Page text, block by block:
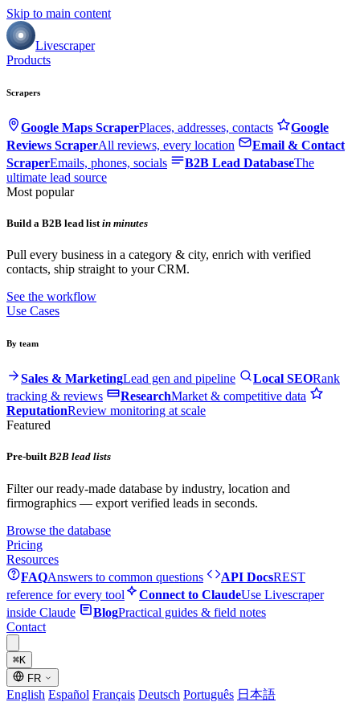
Skip to main content
Livescraper
Products
Scrapers
Google Maps ScraperPlaces, addresses, contacts
Google
Reviews ScraperAll reviews, every location
Email & Contact
ScraperEmails, phones, socials B2B Lead DatabaseThe
ultimate lead source
Most popular
Build a B2B lead listin minutes
Pull every business in a category & city, enrich with verified
contacts, ship straight to your CRM.
See the workflow
Use Cases
By team
Sales & MarketingLead gen and pipeline Local SEORank
tracking & reviews
ResearchMarket & competitive data
ReputationReview monitoring at scale
Featured
Pre-builtB2B lead lists
Filter our ready-made database by industry, location and
firmographics — export verified leads in seconds.
Browse the database
Pricing
Resources
FAQAnswers to common questions API DocsREST
reference for every tool
Connect to ClaudeUse Livescraper
inside Claude
BlogPractical guides & field notes
Contact
⌘K
FR
English Español Français Deutsch Português 日本語